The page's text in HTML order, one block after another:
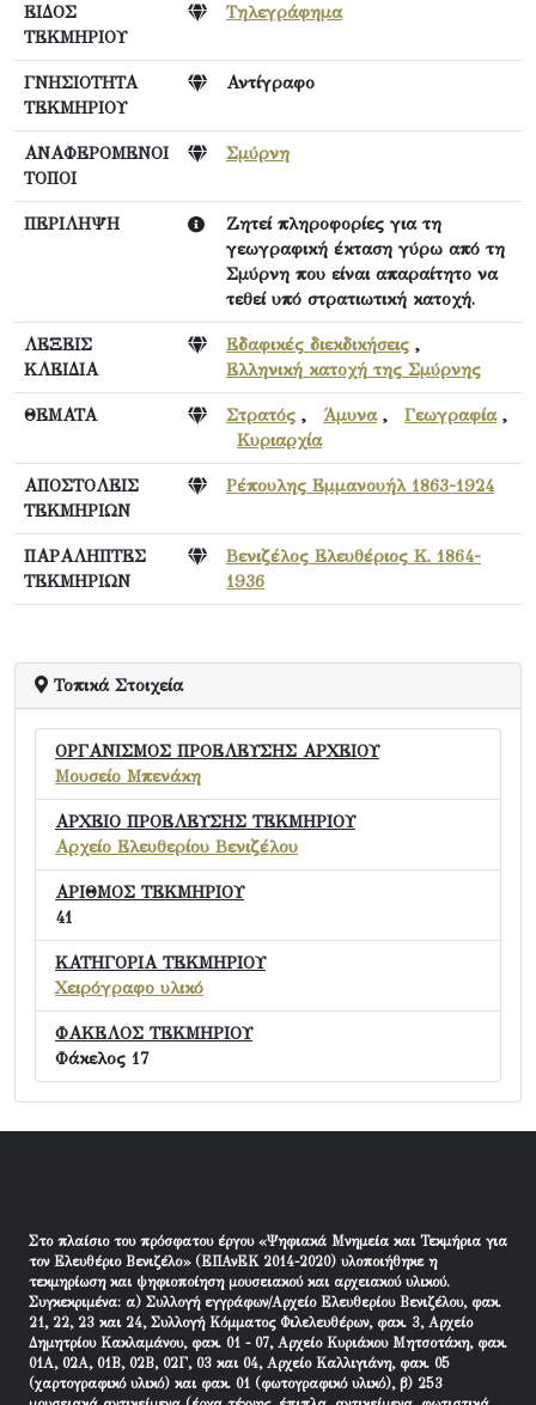
ΕΙΔΟΣ
ΤΕΚΜΗΡΙΟΥ
Τηλεγράφημα
ΓΝΗΣΙΟΤΗΤΑ
ΤΕΚΜΗΡΙΟΥ
Αντίγραφο
ΑΝΑΦΕΡΟΜΕΝΟΙ
ΤΟΠΟΙ
Σμύρνη
ΠΕΡΙΛΗΨΗ
Ζητεί πληροφορίες για τη
γεωγραφική έκταση γύρω από τη
Σμύρνη που είναι απαραίτητο να
τεθεί υπό στρατιωτική κατοχή.
ΛΕΞΕΙΣ
ΚΛΕΙΔΙΑ
Εδαφικές διεκδικήσεις ,
Ελληνική κατοχή της Σμύρνης
ΘΕΜΑΤΑ Στρατός , Άμυνα, Γεωγραφία,
Κυριαρχία
ΑΠΟΣΤΟΛΕΙΣ
ΤΕΚΜΗΡΙΩΝ
Ρέπουλης Εμμανουήλ 1863-1924
ΠΑΡΑΛΗΠΤΕΣ
ΤΕΚΜΗΡΙΩΝ
Βενιζέλος Ελευθέριος Κ. 1864-
1936
Τοπικά Στοιχεία
ΟΡΓΑΝΙΣΜΟΣ ΠΡΟΕΛΕΥΣΗΣ ΑΡΧΕΙΟΥ
Μουσείο Μπενάκη
ΑΡΧΕΙΟ ΠΡΟΕΛΕΥΣΗΣ ΤΕΚΜΗΡΙΟΥ
Αρχείο Ελευθερίου Βενιζέλου
ΑΡΙΘΜΟΣ ΤΕΚΜΗΡΙΟΥ
41
ΚΑΤΗΓΟΡΙΑ ΤΕΚΜΗΡΙΟΥ
Χειρόγραφο υλικό
ΦΑΚΕΛΟΣ ΤΕΚΜΗΡΙΟΥ
Φάκελος 17
Στο πλαίσιο του πρόσφατου έργου «Ψηφιακά Μνημεία και Τεκμήρια για
τον Ελευθέριο Βενιζέλο» (ΕΠΑνΕΚ 2014-2020) υλοποιήθηκε η
τεκμηρίωση και ψηφιοποίηση μουσειακού και αρχειακού υλικού.
Συγκεκριμένα: α) Συλλογή εγγράφων/Αρχείο Ελευθερίου Βενιζέλου, φακ.
21, 22, 23 και 24, Συλλογή Κόμματος Φιλελευθέρων, φακ. 3, Αρχείο
Δημητρίου Κακλαμάνου, φακ. 01 - 07, Αρχείο Κυριάκου Μητσοτάκη, φακ.
01Α, 02Α, 01Β, 02Β, 02Γ, 03 και 04, Αρχείο Καλλιγιάνη, φακ. 05
(χαρτογραφικό υλικό) και φακ. 01 (φωτογραφικό υλικό), β) 253